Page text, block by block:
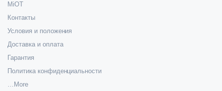
MiOT
Контакты
Условия и положения
Доставка и оплата
Гарантия
Политика конфиденциальности
…More